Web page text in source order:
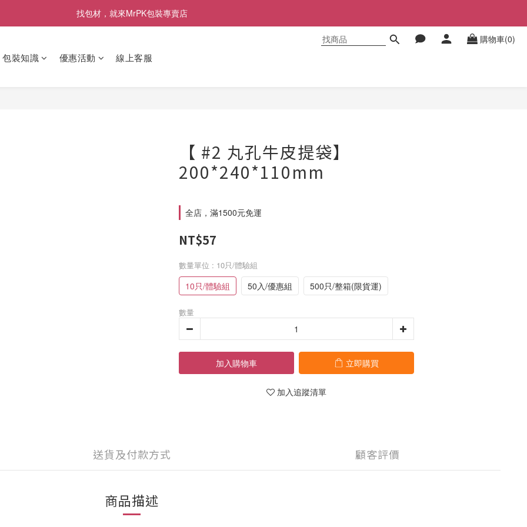
[限時優惠] 即日起登入會員消費滿1000元，回饋1%購物金
找包材，就來MrPK包裝專賣店
購物車(0)
包裝知識 優惠活動 線上客服
【 #2 丸孔牛皮提袋】
200*240*110mm
全店，滿1500元免運
NT$57
數量單位 : 10只/體驗組
10只/體驗組 50入/優惠組 500只/整箱(限貨運)
數量
加入購物車 立即購買
加入追蹤清單
送貨及付款方式 顧客評價
商品描述